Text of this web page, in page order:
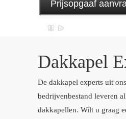
Prijsopgaaf
Dakkapel
De dakkapel experts uit
bedrijvenbestand leveren
dakkapellen. Wilt u graag